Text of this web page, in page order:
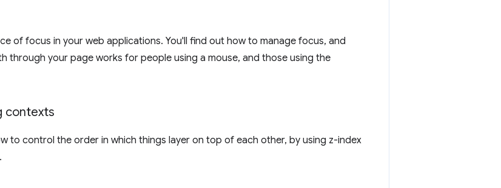
of focus in your web applications. You'll find out how to manage focus, and
through your page works for people using a mouse, and those using the
contexts
to control the order in which things layer on top of each other, by using z-index